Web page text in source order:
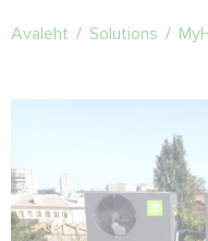
Avaleht / Solutions /